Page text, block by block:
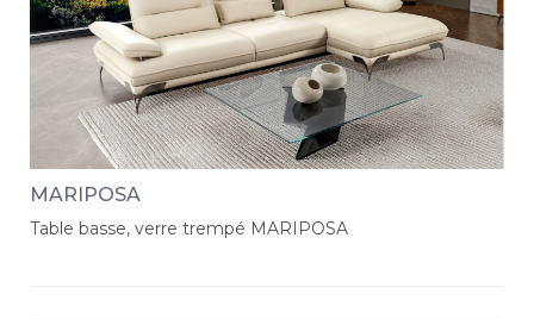
MARIPOSA
Table basse, verre trempé MARIPOSA